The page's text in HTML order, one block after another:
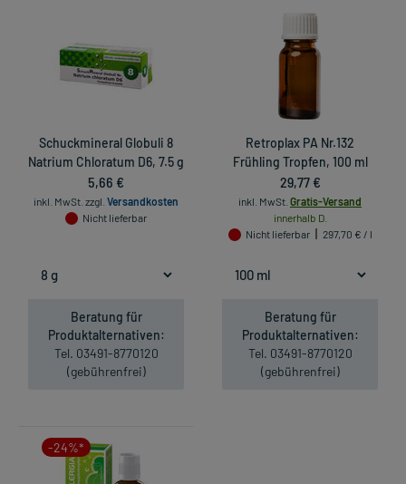
Schuckmineral Globuli 8
Natrium Chloratum D6, 7.5 g
5,66 €
inkl. MwSt. zzgl. Versandkosten
Nicht lieferbar
Beratung für
Produktalternativen:
Tel. 03491-8770120
(gebührenfrei)
Retroplax PA Nr.132
Frühling Tropfen, 100 ml
29,77 €
inkl. MwSt. Gratis-Versand
innerhalb D.
Nicht lieferbar
297,70 € / l
Beratung für
Produktalternativen:
Tel. 03491-8770120
(gebührenfrei)
-24%*